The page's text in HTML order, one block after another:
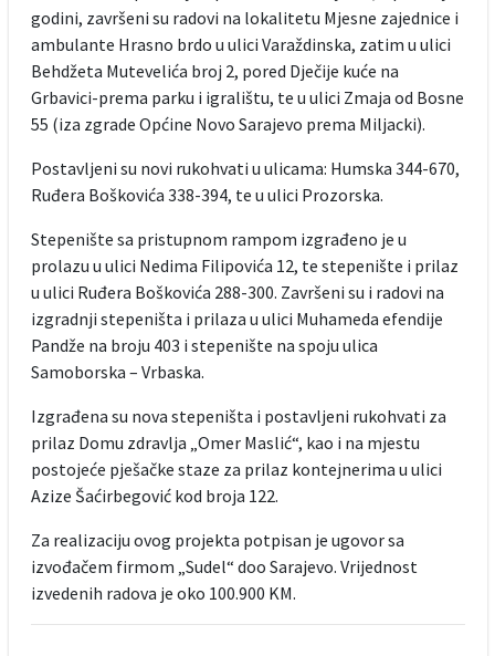
godini, završeni su radovi na lokalitetu Mjesne zajednice i
ambulante Hrasno brdo u ulici Varaždinska, zatim u ulici
Behdžeta Mutevelića broj 2, pored Dječije kuće na
Grbavici-prema parku i igralištu, te u ulici Zmaja od Bosne
55 (iza zgrade Općine Novo Sarajevo prema Miljacki).
Postavljeni su novi rukohvati u ulicama: Humska 344-670,
Ruđera Boškovića 338-394, te u ulici Prozorska.
Stepenište sa pristupnom rampom izgrađeno je u
prolazu u ulici Nedima Filipovića 12, te stepenište i prilaz
u ulici Ruđera Boškovića 288-300. Završeni su i radovi na
izgradnji stepeništa i prilaza u ulici Muhameda efendije
Pandže na broju 403 i stepenište na spoju ulica
Samoborska – Vrbaska.
Izgrađena su nova stepeništa i postavljeni rukohvati za
prilaz Domu zdravlja „Omer Maslić“, kao i na mjestu
postojeće pješačke staze za prilaz kontejnerima u ulici
Azize Šaćirbegović kod broja 122.
Za realizaciju ovog projekta potpisan je ugovor sa
izvođačem firmom „Sudel“ doo Sarajevo. Vrijednost
izvedenih radova je oko 100.900 KM.